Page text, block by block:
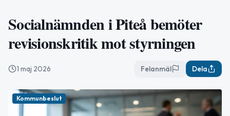
Socialnämnden i Piteå bemöter
revisionskritik mot styrningen
1 maj 2026 Felanmäl Dela
Kommunbeslut